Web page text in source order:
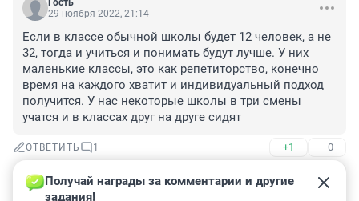
Гость
29 ноября 2022, 21:14
Если в классе обычной школы будет 12 человек, а не
32, тогда и учиться и понимать будут лучше. У них
маленькие классы, это как репетиторство, конечно
время на каждого хватит и индивидуальный подход
получится. У нас некоторые школы в три смены
учатся и в классах друг на друге сидят
ОТВЕТИТЬ 1 +1 –0
na_motorcycle
30 ноября 2022, 08:40
Получай награды за комментарии и другие
задания!